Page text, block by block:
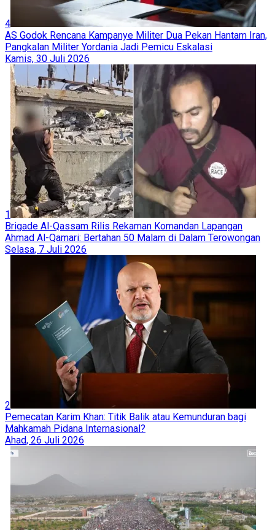
4
AS Godok Rencana Kampanye Militer Dua Pekan Hantam Iran,
Pangkalan Militer Yordania Jadi Pemicu Eskalasi
Kamis, 30 Juli 2026
1
Brigade Al-Qassam Rilis Rekaman Komandan Lapangan
Ahmad Al-Qamari: Bertahan 50 Malam di Dalam Terowongan
Selasa, 7 Juli 2026
2
Pemecatan Karim Khan: Titik Balik atau Kemunduran bagi
Mahkamah Pidana Internasional?
Ahad, 26 Juli 2026